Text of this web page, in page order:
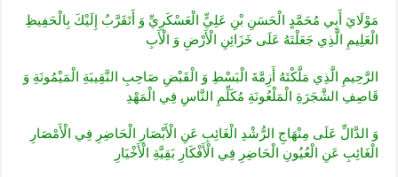
مَوْلَايَ أَبِي مُحَمَّدٍ الْحَسَنِ بْنِ عَلِيٍّ الْعَسْكَرِيِّ وَ أَتَقَرَّبُ إِلَيْكَ بِالْحَفِيظِ
الْعَلِيمِ الَّذِي جَعَلْتَهُ عَلَى خَزَائِنِ الْأَرْضِ وَ الْأَبِ
الرَّحِيمِ الَّذِي مَلَّكْتَهُ أَزِمَّةَ الْبَسْطِ وَ الْقَبْضِ صَاحِبِ النَّقِيبَةِ الْمَيْمُونَةِ وَ
قَاصِفِ الشَّجَرَةِ الْمَلْعُونَةِ مُكَلِّمِ النَّاسِ فِي الْمَهْدِ
وَ الدَّالِّ عَلَى مِنْهَاجِ الرُّشْدِ الْغَائِبِ عَنِ الْأَبْصَارِ الْحَاضِرِ فِي الْأَمْصَارِ
الْغَائِبِ عَنِ الْعُيُونِ الْحَاضِرِ فِي الْأَفْكَارِ بَقِيَّةِ الْأَخْيَارِ